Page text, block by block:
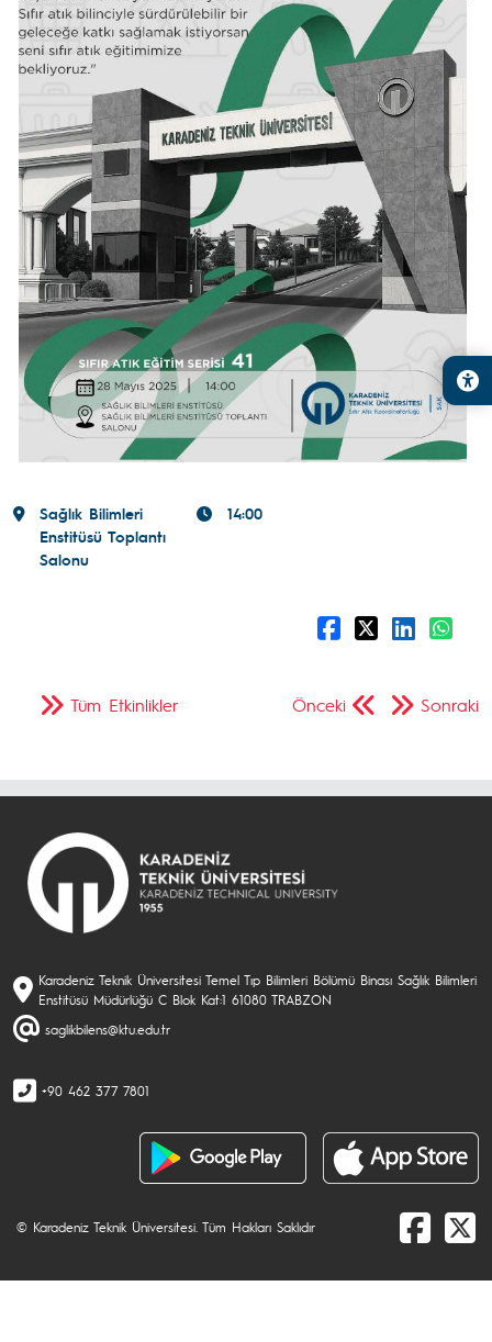
Sağlık Bilimleri
Enstitüsü Toplantı
Salonu
14:00
Önceki Sonraki
Tüm Etkinlikler
Karadeniz Teknik Üniversitesi Temel Tıp Bilimleri Bölümü Binası Sağlık Bilimleri
Enstitüsü Müdürlüğü C Blok Kat:1 61080 TRABZON
saglikbilens@ktu.edu.tr
+90 462 377 7801
© Karadeniz Teknik Üniversitesi. Tüm Hakları Saklıdır